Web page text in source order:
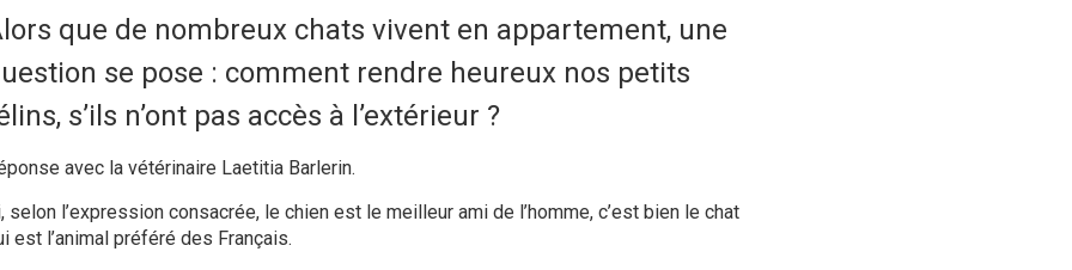
que de nombreux chats vivent en appartement, une
se pose : comment rendre heureux nos petits
s’ils n’ont pas accès à l’extérieur ?
avec la vétérinaire Laetitia Barlerin.
selon l’expression consacrée, le chien est le meilleur ami de l’homme, c’est bien le chat
est l’animal préféré des Français.